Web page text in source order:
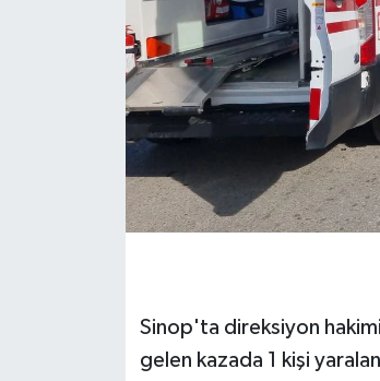
Sinop'ta direksiyon
gelen kazada 1 kişi